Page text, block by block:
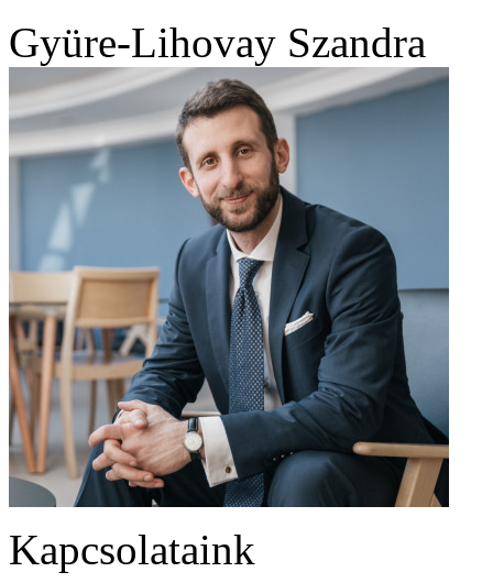
Gyüre-Lihovay Szandra
Kapcsolataink